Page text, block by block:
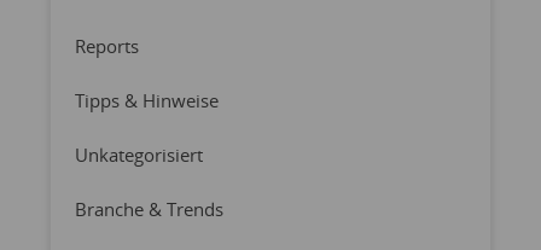
Reports
Tipps & Hinweise
Unkategorisiert
Branche & Trends